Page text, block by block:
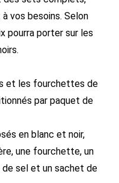
vos besoins. Selon
pourra porter sur les
et les fourchettes de
par paquet de
en blanc et noir,
une fourchette, un
sel et un sachet de